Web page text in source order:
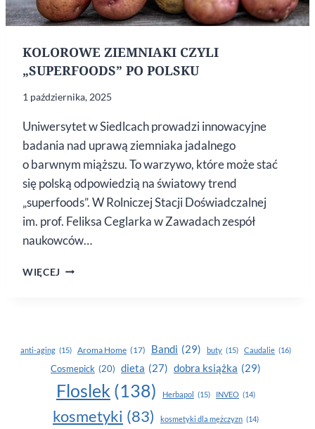
KOLOROWE ZIEMNIAKI CZYLI
„SUPERFOODS” PO POLSKU
1 października, 2025
Uniwersytet w Siedlcach prowadzi innowacyjne
badania nad uprawą ziemniaka jadalnego
o barwnym miąższu. To warzywo, które może stać
się polską odpowiedzią na światowy trend
„superfoods”. W Rolniczej Stacji Doświadczalnej
im. prof. Feliksa Ceglarka w Zawadach zespół
naukowców…
WIĘCEJ KOLOROWE
anti-aging (15) Aroma Home (17) Bandi (29) buty (15) Caudalie (16)
Cosmepick (20) dieta (27) dobra książka (29)
Floslek (138) Herbapol (15) INVEO (14)
kosmetyki (83) kosmetyki dla mężczyzn (14)